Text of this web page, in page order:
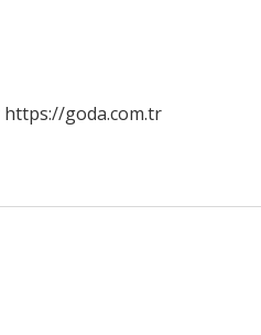
https://goda.com.tr